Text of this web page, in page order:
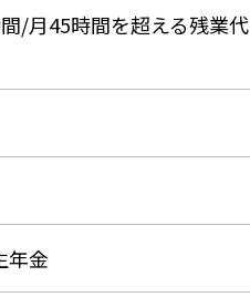
/月45時間を超える残業代
年金